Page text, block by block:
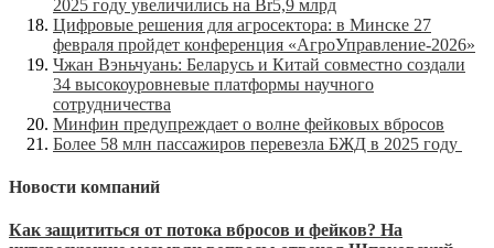
2025 году увеличились на Br5,9 млрд
Цифровые решения для агросектора: в Минске 27
февраля пройдет конференция «АгроУправление-2026»
Чжан Вэньчуань: Беларусь и Китай совместно создали
34 высокоуровневые платформы научного
сотрудничества
Минфин предупреждает о волне фейковых вбросов
Более 58 млн пассажиров перевезла БЖД в 2025 году
Новости компаний
Как защититься от потока вбросов и фейков? На